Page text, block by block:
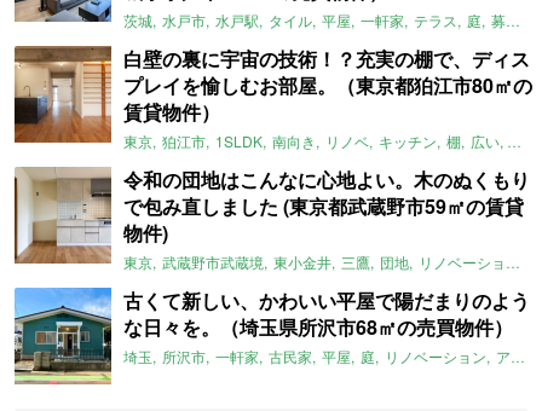
茨城 水戸市 水戸駅 タイル 平屋 一軒家 テラス 庭 募集中
白壁の裏に宇宙の技術！？充実の棚で、ディス
プレイを愉しむお部屋。（東京都狛江市80㎡の
賃貸物件）
東京 狛江市 1SLDK 南向き リノベ キッチン 棚 広い ガイ
令和の団地はこんなに心地よい。木のぬくもり
で包み直しました (東京都武蔵野市59㎡の賃貸
物件)
東京 武蔵野市武蔵境 東小金井 三鷹 団地 リノベーション
古くて新しい、かわいい平屋で陽だまりのよう
な日々を。（埼玉県所沢市68㎡の売買物件）
埼玉 所沢市 一軒家 古民家 平屋 庭 リノベーション アメリカンハウス